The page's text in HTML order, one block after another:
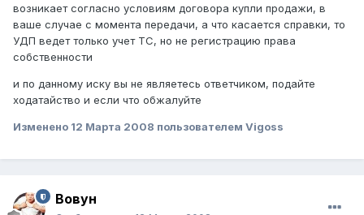
возникает согласно условиям договора купли продажи, в
ваше случае с момента передачи, а что касается справки, то
УДП ведет только учет ТС, но не регистрацию права
собственности
и по данному иску вы не являетесь ответчиком, подайте
ходатайство и если что обжалуйте
Изменено 12 Марта 2008 пользователем Vigoss
Вовун